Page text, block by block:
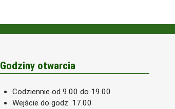
Godziny otwarcia
Codziennie od 9.00 do 19.00
Wejście do godz. 17.00